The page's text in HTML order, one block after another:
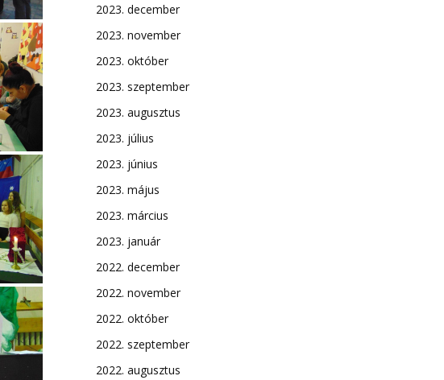
2023. december
2023. november
2023. október
2023. szeptember
2023. augusztus
2023. július
2023. június
2023. május
2023. március
2023. január
2022. december
2022. november
2022. október
2022. szeptember
2022. augusztus